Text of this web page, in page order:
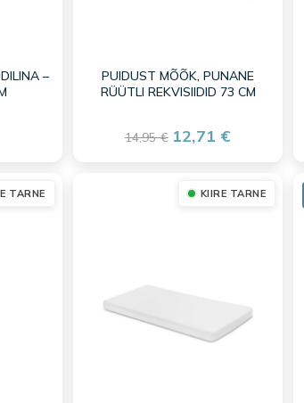
–
PUIDUST MÕÕK, PUNANE
RÜÜTLI REKVISIIDID 73 CM
14,95 € 12,71 €
TARNE KIIRE TARNE